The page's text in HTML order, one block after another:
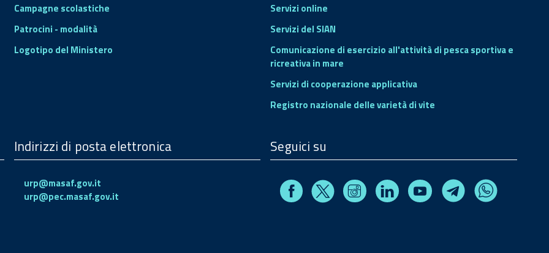
Campagne scolastiche
Patrocini - modalità
Logotipo del Ministero
Servizi online
Servizi del SIAN
Comunicazione di esercizio all'attività di pesca sportiva e
ricreativa in mare
Servizi di cooperazione applicativa
Registro nazionale delle varietà di vite
Indirizzi di posta elettronica
urp@masaf.gov.it
urp@pec.masaf.gov.it
Seguici su
Facebook
X InstagramLinkedinYoutube TelegramWhatsapp